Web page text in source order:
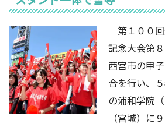
第１００
記念大会第
西宮市の甲
合を行い、
の浦和学院
（宮城）に